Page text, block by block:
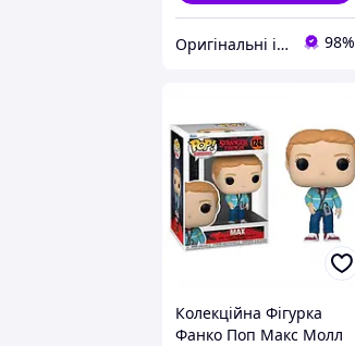
Оригінальні іграшки з Америки та Японії 98%
Колекційна Фігурка
Фанко Поп Макс Молл